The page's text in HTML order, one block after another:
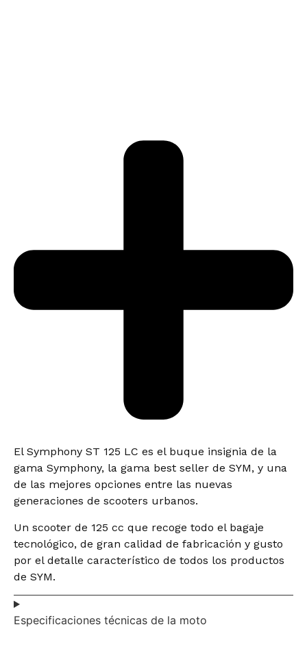
El Symphony ST 125 LC es el buque insignia de la
gama Symphony, la gama best seller de SYM, y una
de las mejores opciones entre las nuevas
generaciones de scooters urbanos.
Un scooter de 125 cc que recoge todo el bagaje
tecnológico, de gran calidad de fabricación y gusto
por el detalle característico de todos los productos
de SYM.
Especificaciones técnicas de la moto